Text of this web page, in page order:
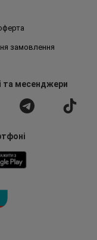
замовлення
та месенджери